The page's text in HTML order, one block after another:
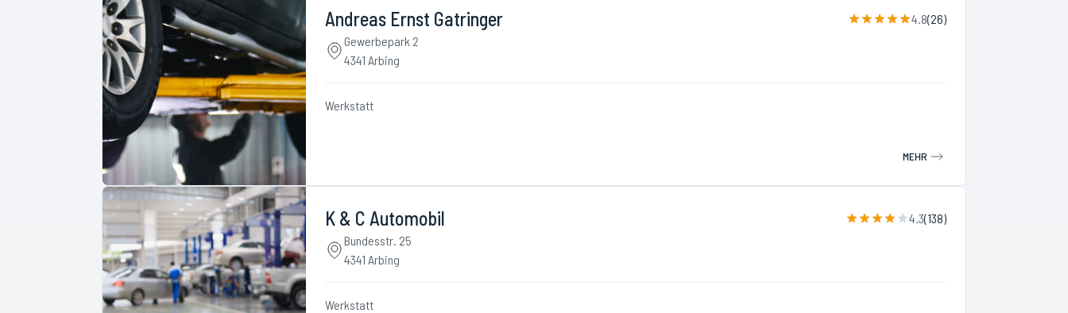
Andreas Ernst Gatringer 4.8(26)
Gewerbepark 2
4341 Arbing
Werkstatt
MEHR
K & C Automobil 4.3(138)
Bundesstr. 25
4341 Arbing
Werkstatt